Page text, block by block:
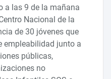
a las 9 de la mañana
Nacional de la
de 30 jóvenes que
empleabilidad junto a
públicas,
no